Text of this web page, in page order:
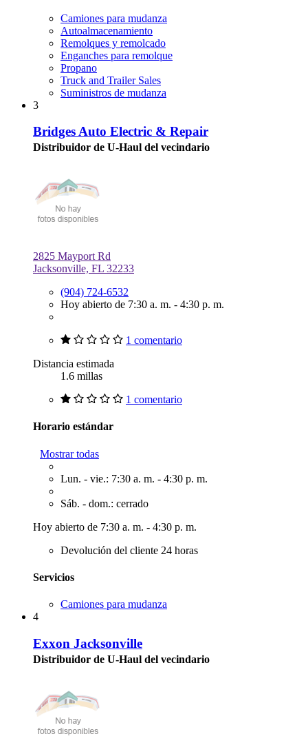
Camiones para mudanza
Autoalmacenamiento
Remolques y remolcado
Enganches para remolque
Propano
Truck and Trailer Sales
Suministros de mudanza
3
Bridges Auto Electric & Repair
Distribuidor de U-Haul del vecindario
2825 Mayport Rd
Jacksonville, FL 32233
(904) 724-6532
Hoy abierto de 7:30 a. m. - 4:30 p. m.
1 comentario
Distancia estimada
1.6 millas
1 comentario
Horario estándar
Mostrar todas
Lun. - vie.: 7:30 a. m. - 4:30 p. m.
Sáb. - dom.: cerrado
Hoy abierto de 7:30 a. m. - 4:30 p. m.
Devolución del cliente 24 horas
Servicios
Camiones para mudanza
4
Exxon Jacksonville
Distribuidor de U-Haul del vecindario